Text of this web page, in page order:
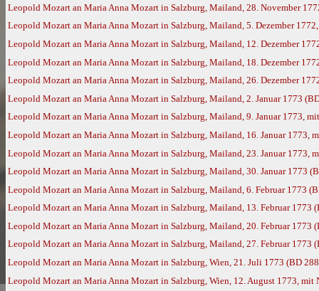
Leopold Mozart an Maria Anna Mozart in Salzburg, Mailand, 28. November
Leopold Mozart an Maria Anna Mozart in Salzburg, Mailand, 5. Dezember
Leopold Mozart an Maria Anna Mozart in Salzburg, Mailand, 12. Dezember
Leopold Mozart an Maria Anna Mozart in Salzburg, Mailand, 18. Dezember
Leopold Mozart an Maria Anna Mozart in Salzburg, Mailand, 26. Dezember
Leopold Mozart an Maria Anna Mozart in Salzburg, Mailand, 2. Januar 1773
Leopold Mozart an Maria Anna Mozart in Salzburg, Mailand, 9. Januar 1773,
Leopold Mozart an Maria Anna Mozart in Salzburg, Mailand, 16. Januar 1773,
Leopold Mozart an Maria Anna Mozart in Salzburg, Mailand, 23. Januar 1773,
Leopold Mozart an Maria Anna Mozart in Salzburg, Mailand, 30. Januar 1773
Leopold Mozart an Maria Anna Mozart in Salzburg, Mailand, 6. Februar 1773
Leopold Mozart an Maria Anna Mozart in Salzburg, Mailand, 13. Februar 1773
Leopold Mozart an Maria Anna Mozart in Salzburg, Mailand, 20. Februar 1773
Leopold Mozart an Maria Anna Mozart in Salzburg, Mailand, 27. Februar 1773
Leopold Mozart an Maria Anna Mozart in Salzburg, Wien, 21. Juli 1773 (BD
Leopold Mozart an Maria Anna Mozart in Salzburg, Wien, 12. August 1773,